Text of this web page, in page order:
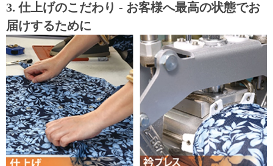
3. 仕上げのこだわり - お客様へ最高の状態でお
届けするために